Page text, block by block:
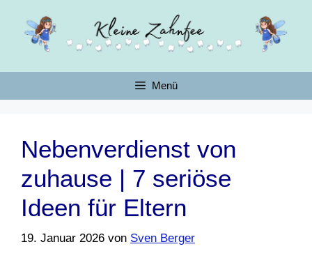
Inhalt
springen
Menü
Nebenverdienst von
zuhause | 7 seriöse
Ideen für Eltern
19. Januar 2026 von Sven Berger